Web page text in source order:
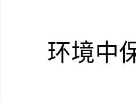
环境中